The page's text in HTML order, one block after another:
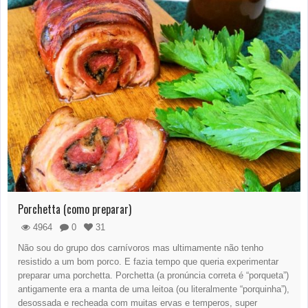
Porchetta (como preparar)
4964 0
31
Não sou do grupo dos carnívoros mas ultimamente não tenho
resistido a um bom porco. E fazia tempo que queria experimentar
preparar uma porchetta. Porchetta (a pronúncia correta é “porqueta”)
antigamente era a manta de uma leitoa (ou literalmente “porquinha”),
desossada e recheada com muitas ervas e temperos, super